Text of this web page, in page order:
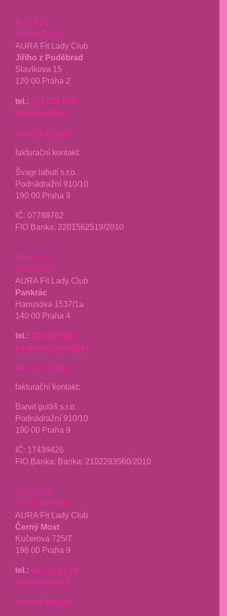
AURA P2
VINOHRADY
AURA Fit Lady Club
Jiřího z Poděbrad
Slavíkova 15
120 00 Praha 2
tel.: 702 021 000
jzp@aurafit.cz
recenze google
fakturační kontakt:
Švagr labutí s.r.o.
Podnádražní 910/10
190 00 Praha 9
IČ: 07788762
FIO Banka: 2201562519/2010
AURA P4
PANKRÁC
AURA Fit Lady Club
Pankrác
Hanusova 1537/1a
140 00 Praha 4
tel.: 702 162 991
pankrac@aurafit.cz
recenze google
fakturační kontakt:
Barvit guláš s.r.o.
Podnádražní 910/10
190 00 Praha 9
IČ: 17439426
FIO Banka: Banka: 2102293560/2010
AURA P9
ČERNÝ MOST
AURA Fit Lady Club
Černý Most
Kučerova 725/7
198 00 Praha 9
tel.: 607 23 23 24
cm@aurafit.cz
recenze google